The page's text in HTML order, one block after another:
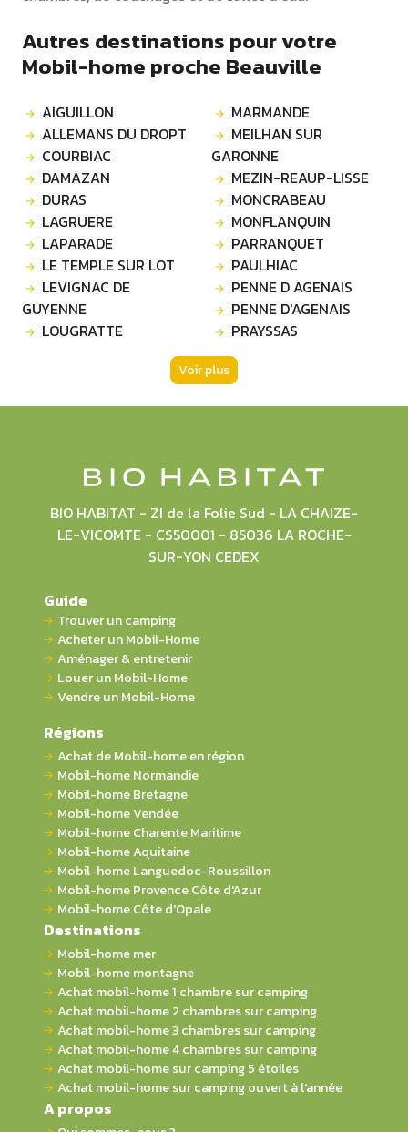
Autres destinations pour votre
Mobil-home proche Beauville
AIGUILLON
ALLEMANS DU DROPT
COURBIAC
DAMAZAN
DURAS
LAGRUERE
LAPARADE
LE TEMPLE SUR LOT
LEVIGNAC DE
GUYENNE
LOUGRATTE
MARMANDE
MEILHAN SUR
GARONNE
MEZIN-REAUP-LISSE
MONCRABEAU
MONFLANQUIN
PARRANQUET
PAULHIAC
PENNE D AGENAIS
PENNE D'AGENAIS
PRAYSSAS
Voir plus
BIO HABITAT - ZI de la Folie Sud - LA CHAIZE-
LE-VICOMTE - CS50001 - 85036 LA ROCHE-
SUR-YON CEDEX
Guide
Trouver un camping
Acheter un Mobil-Home
Aménager & entretenir
Louer un Mobil-Home
Vendre un Mobil-Home
Régions
Achat de Mobil-home en région
Mobil-home Normandie
Mobil-home Bretagne
Mobil-home Vendée
Mobil-home Charente Maritime
Mobil-home Aquitaine
Mobil-home Languedoc-Roussillon
Mobil-home Provence Côte d'Azur
Mobil-home Côte d'Opale
Destinations
Mobil-home mer
Mobil-home montagne
Achat mobil-home 1 chambre sur camping
Achat mobil-home 2 chambres sur camping
Achat mobil-home 3 chambres sur camping
Achat mobil-home 4 chambres sur camping
Achat mobil-home sur camping 5 étoiles
Achat mobil-home sur camping ouvert à l'année
A propos